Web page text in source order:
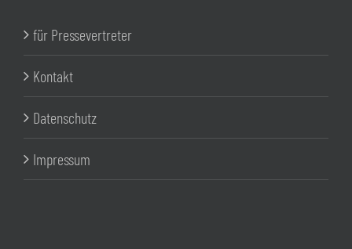
für Pressevertreter
Kontakt
Datenschutz
Impressum